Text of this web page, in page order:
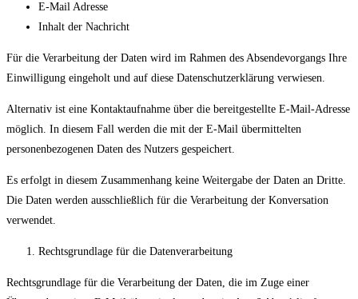
E-Mail Adresse
Inhalt der Nachricht
Für die Verarbeitung der Daten wird im Rahmen des Absendevorgangs Ihre
Einwilligung eingeholt und auf diese Datenschutzerklärung verwiesen.
Alternativ ist eine Kontaktaufnahme über die bereitgestellte E-Mail-Adresse
möglich. In diesem Fall werden die mit der E-Mail übermittelten
personenbezogenen Daten des Nutzers gespeichert.
Es erfolgt in diesem Zusammenhang keine Weitergabe der Daten an Dritte.
Die Daten werden ausschließlich für die Verarbeitung der Konversation
verwendet.
Rechtsgrundlage für die Datenverarbeitung
Rechtsgrundlage für die Verarbeitung der Daten, die im Zuge einer